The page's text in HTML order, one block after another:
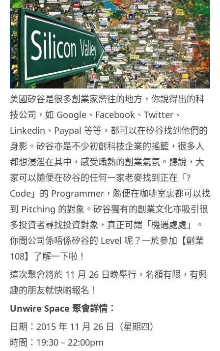
美國矽谷是很多創業家嚮往的地方，你說得出的科
技公司，如 Google、Facebook、Twitter、
Linkedin、Paypal 等等，都可以在矽谷找到他們的
身影。矽谷亦是不少初創科技企業的搖籃，很多人
都想浸淫在其中，感受熾熱的創業氣氛。聽說，大
家可以隨便在矽谷的任何一家老麥找到正在「?
Code」的 Programmer，隨便在咖啡室裏都可以找
到 Pitching 的對象。矽谷獨有的創業文化亦吸引很
多投資者尋找投資對象，真正可謂「機遇處處」。
你間公司係唔係矽谷的 Level 呢？一於參加【創業
108】了解一下啦！
這次聚會將於 11 月 26 日晚舉行，名額有限，有興
趣的朋友就快啲報名！
Unwire Space 聚會詳情：
日期：2015 年 11 月 26 日（星期四）
時間：19:30 – 22:00pm